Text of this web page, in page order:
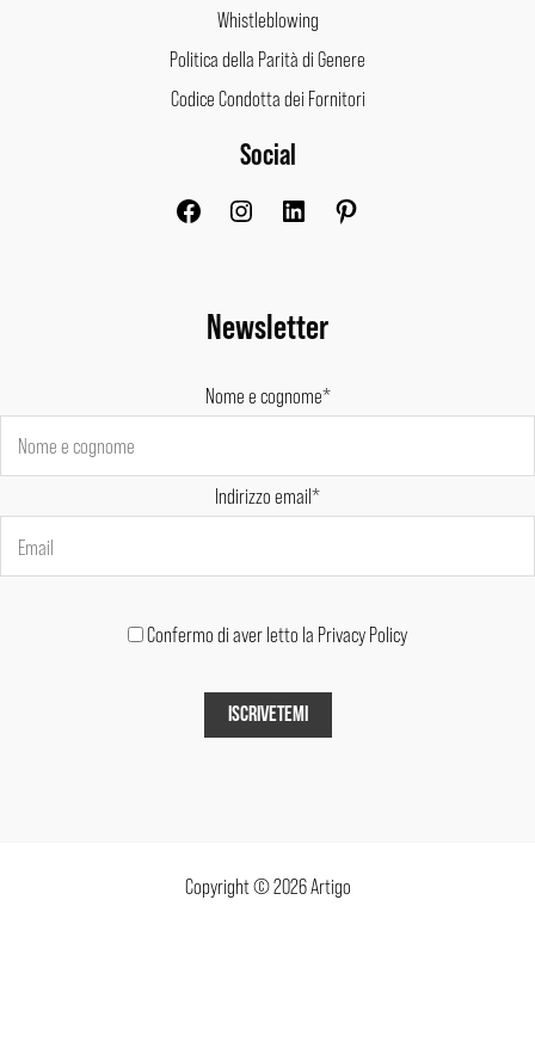
Whistleblowing
Politica della Parità di Genere
Codice Condotta dei Fornitori
Social
FacebookInstagram
Newsletter
Nome e cognome*
Indirizzo email*
Confermo di aver letto la Privacy Policy
Copyright © 2026 Artigo